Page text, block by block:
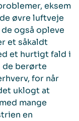
eksem
øvre luftveje
også opleve
et såkaldt
et hurtigt fald i
berørte
for når
uklogt at
mange
en